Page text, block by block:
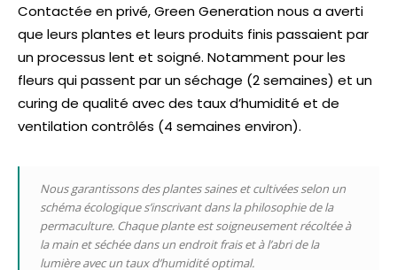
Contactée en privé, Green Generation nous a averti
que leurs plantes et leurs produits finis passaient par
un processus lent et soigné. Notamment pour les
fleurs qui passent par un séchage (2 semaines) et un
curing de qualité avec des taux d’humidité et de
ventilation contrôlés (4 semaines environ).
Nous garantissons des plantes saines et cultivées selon un
schéma écologiques’inscrivant dans la philosophie de la
permaculture. Chaque plante est soigneusement récoltée à
la main et séchée dans un endroitfrais et à l’abri de la
lumièreavec un taux d’humidité optimal.